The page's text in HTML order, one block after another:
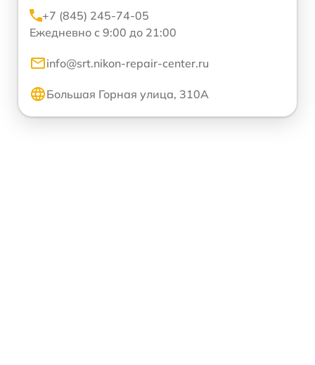
+7 (845) 245-74-05
Ежедневно с 9:00 до 21:00
info@srt.nikon-repair-center.ru
Большая Горная улица, 310А